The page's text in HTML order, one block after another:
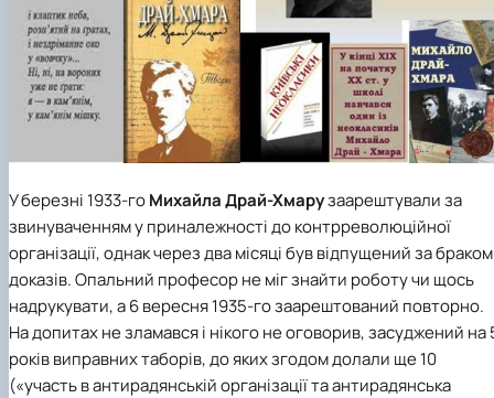
У березні 1933-гоМихайла Драй-Хмарузаарештували за
звинуваченням у приналежності до контрреволюційної
організації, однак через два місяці був відпущений за браком
доказів. Опальний професор не міг знайти роботу чи щось
надрукувати, а 6 вересня 1935-го заарештований повторно.
На допитах не зламався і нікого не оговорив, засуджений на
років виправних таборів, до яких згодом долали ще 10
(«участь в антирадянській організації та антирадянська